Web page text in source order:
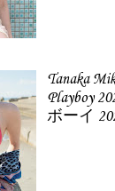
Tanaka
Playboy
ボーイ